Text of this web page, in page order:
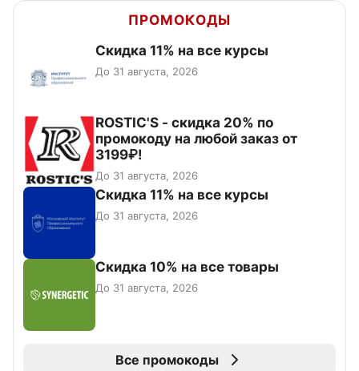
ПРОМОКОДЫ
Скидка 11% на все курсы
До 31 августа, 2026
ROSTIC'S - скидка 20% по
промокоду на любой заказ от
3199₽!
До 31 августа, 2026
Скидка 11% на все курсы
До 31 августа, 2026
Скидка 10% на все товары
До 31 августа, 2026
Все промокоды